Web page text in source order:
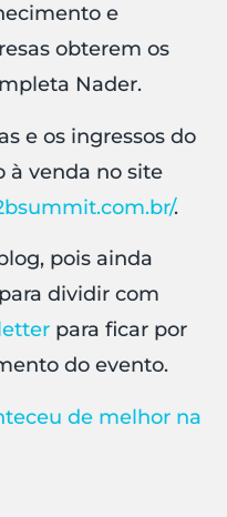
e
obterem os
Nader.
e os ingressos do
à venda no site
.
pois ainda
dividir com
para ficar por
do evento.
de melhor na